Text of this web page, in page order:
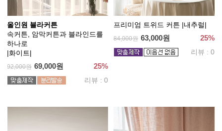
올인원 블라커튼
속커튼, 암막커튼과 블라인드를
하나로
|화이트|
92,000원 69,000원 25%
리뷰 : 0
프리미엄 트위드 커튼 |내추럴|
84,000원 63,000원 25%
리뷰 : 0